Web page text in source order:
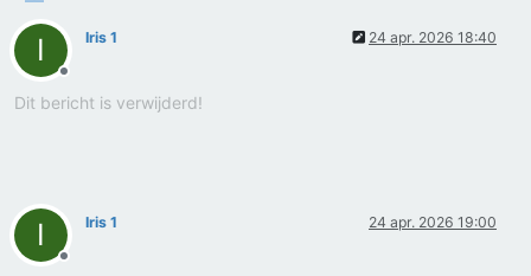
I
Offline
Iris 1 24 apr. 2026 18:40
Dit bericht is verwijderd!
I
Offline
Iris 1 24 apr. 2026 19:00